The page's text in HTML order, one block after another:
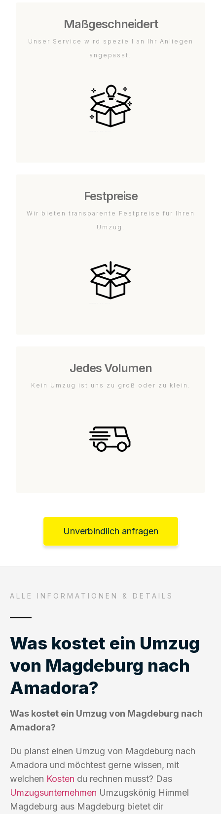
Maßgeschneidert
Unser Service wird speziell an Ihr Anliegen
angepasst.
Festpreise
Wir bieten transparente Festpreise für Ihren
Umzug.
Jedes Volumen
Kein Umzug ist uns zu groß oder zu klein.
Unverbindlich anfragen
ALLE INFORMATIONEN & DETAILS
Was kostet ein Umzug
von Magdeburg nach
Amadora?
Was kostet ein Umzug von Magdeburg nach
Amadora?
Du planst einen Umzug von Magdeburg nach
Amadora und möchtest gerne wissen, mit
welchen Kosten du rechnen musst? Das
Umzugsunternehmen Umzugskönig Himmel
Magdeburg aus Magdeburg bietet dir